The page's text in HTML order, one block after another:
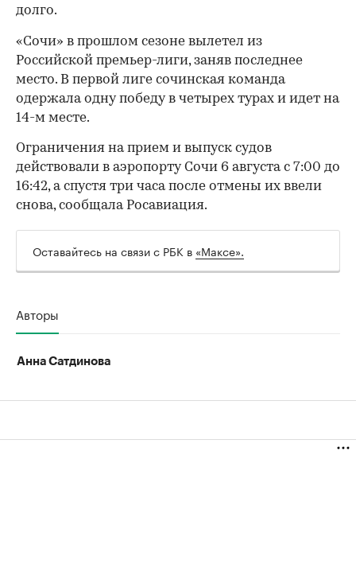
долго.
00:00
«Сочи» в прошлом сезоне вылетел из
Российской премьер-лиги, заняв последнее
место. В первой лиге сочинская команда
одержала одну победу в четырех турах и идет на
14-м месте.
Ограничения на прием и выпуск судов
действовали в аэропорту Сочи 6 августа с 7:00 до
16:42, а спустя три часа после отмены их ввели
снова, сообщала Росавиация.
Оставайтесь на связи с РБК в «Максе».
Авторы
Анна Сатдинова